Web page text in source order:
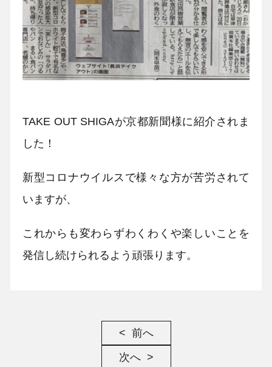
TAKE OUT SHIGAが京都新聞様に紹介されま
した！
新型コロナウイルスで様々な方が苦労されて
いますが、
これからも変わらずわくわくや楽しいことを
発信し続けられるよう頑張ります。
前へ
次へ